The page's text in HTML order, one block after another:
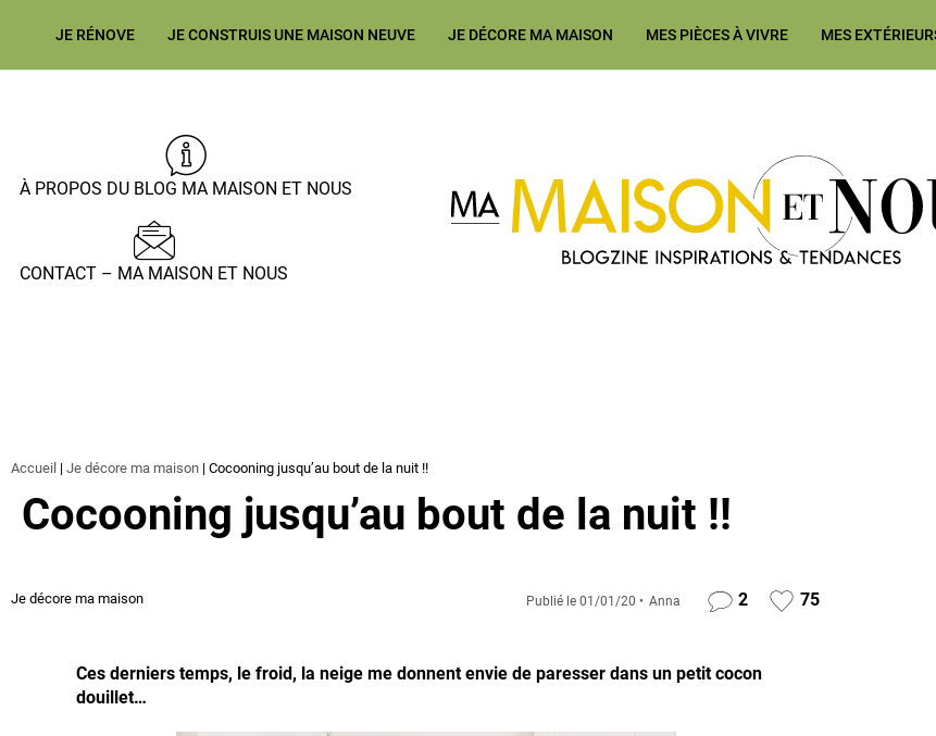
JE RÉNOVE JE CONSTRUIS UNE MAISON NEUVE JE DÉCORE MA MAISON MES PIÈCES À VIVRE MES
Ma Maison et Nous
À PROPOS DU BLOG MA MAISON ET NOUS
CONTACT – MA MAISON ET NOUS
Accueil | Je décore ma maison | Cocooning jusqu’au bout de la nuit !!
Cocooning jusqu’au bout de la nuit !!
Je décore ma maison Publié le 01/01/20 Anna 2 75
Ces derniers temps, le froid, la neige me donnent envie de paresser dans un petit cocon
douillet…